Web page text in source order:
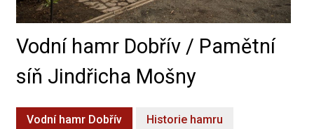
Vodní hamr Dobřív / Pamětní
síň Jindřicha Mošny
Vodní hamr Dobřív Historie hamru